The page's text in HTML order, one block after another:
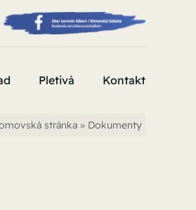
Pletivá Kontakt
stránka » Dokumenty